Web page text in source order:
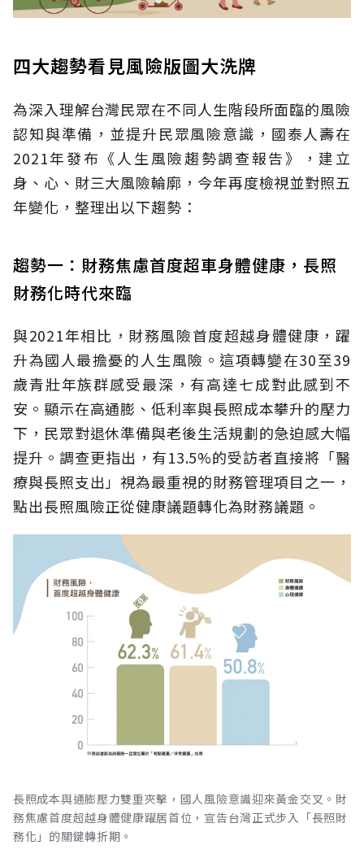
四大趨勢看見風險版圖大洗牌
為深入理解台灣民眾在不同人生階段所面臨的風險
認知與準備，並提升民眾風險意識，國泰人壽在
2021年發布《人生風險趨勢調查報告》，建立
身、心、財三大風險輪廓，今年再度檢視並對照五
年變化，整理出以下趨勢：
趨勢一：財務焦慮首度超車身體健康，長照
財務化時代來臨
與2021年相比，財務風險首度超越身體健康，躍
升為國人最擔憂的人生風險。這項轉變在30至39
歲青壯年族群感受最深，有高達七成對此感到不
安。顯示在高通膨、低利率與長照成本攀升的壓力
下，民眾對退休準備與老後生活規劃的急迫感大幅
提升。調查更指出，有13.5%的受訪者直接將「醫
療與長照支出」視為最重視的財務管理項目之一，
點出長照風險正從健康議題轉化為財務議題。
長照成本與通膨壓力雙重夾擊，國人風險意識迎來黃金交叉。財
務焦慮首度超越身體健康躍居首位，宣告台灣正式步入「長照財
務化」的關鍵轉折期。